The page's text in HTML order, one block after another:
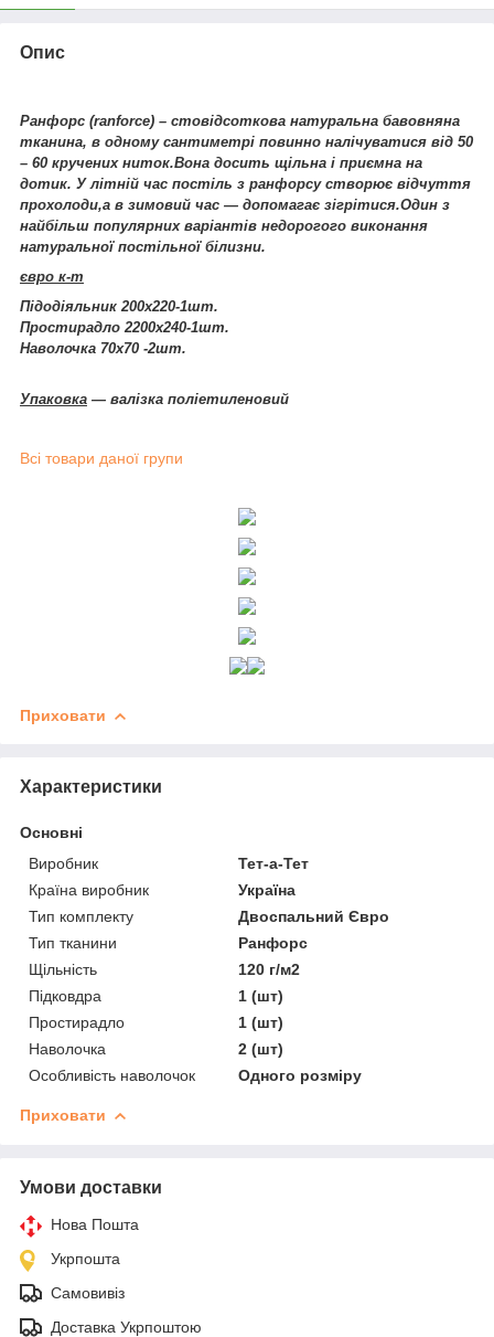
Опис
Ранфорс (ranforce) – стовідсоткова натуральна бавовняна
тканина, в одному сантиметрі повинно налічуватися від 50
– 60 кручених ниток.Вона досить щільна і приємна на
дотик. У літній час постіль з ранфорсу створює відчуття
прохолоди,а в зимовий час ― допомагає зігрітися.Один з
найбільш популярних варіантів недорогого виконання
натуральної постільної білизни.
євро к-т
Підодіяльник 200х220-1шт.
Простирадло 2200х240-1шт.
Наволочка 70х70 -2шт.
Упаковка ― валізка поліетиленовий
Всі товари даної групи
Приховати
Характеристики
Основні
Виробник
Тет-а-Тет
Країна виробник
Україна
Тип комплекту
Двоспальний Євро
Тип тканини
Ранфорс
Щільність
120 г/м2
Підковдра
1 (шт)
Простирадло
1 (шт)
Наволочка
2 (шт)
Особливість наволочок
Одного розміру
Приховати
Умови доставки
Нова Пошта
Укрпошта
Самовивіз
Доставка Укрпоштою